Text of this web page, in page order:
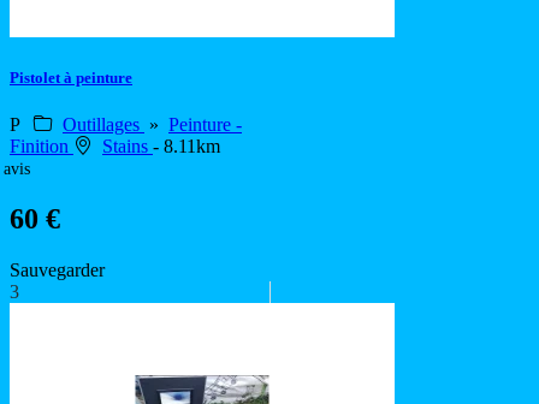
Pistolet à peinture
P Outillages » Peinture -
Finition
Stains - 8.11km
avis
60 €
Sauvegarder
3